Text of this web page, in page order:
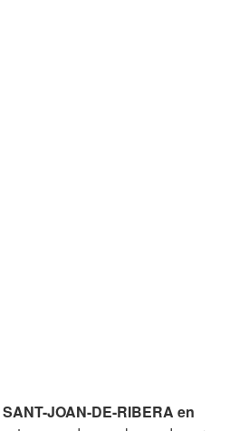
JOAN-DE-RIBERA en